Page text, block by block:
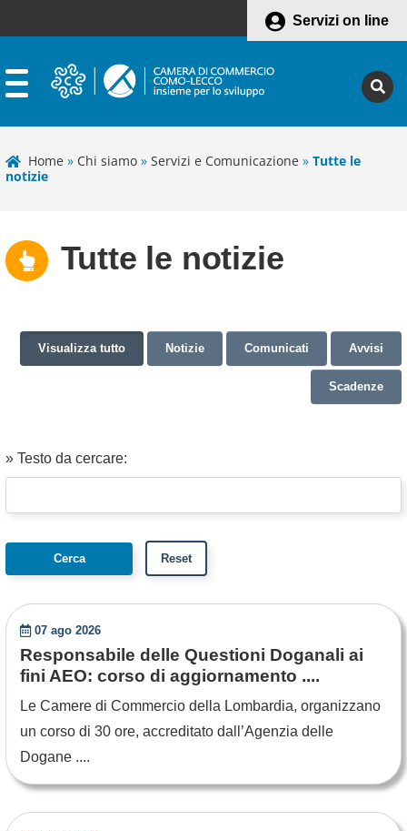
Servizi on line
Home » Chi siamo » Servizi e Comunicazione » Tutte le
notizie
Tutte le notizie
Visualizza tutto Notizie Comunicati Avvisi
Scadenze
» Testo da cercare:
07 ago 2026
Responsabile delle Questioni Doganali ai
fini AEO: corso di aggiornamento ....
Le Camere di Commercio della Lombardia, organizzano
un corso di 30 ore, accreditato dall’Agenzia delle
Dogane ....